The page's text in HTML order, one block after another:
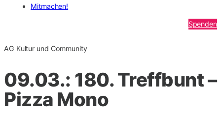
Mitmachen!
Spenden
AG Kultur und Community
09.03.: 180. Treffbunt –
Pizza Mono